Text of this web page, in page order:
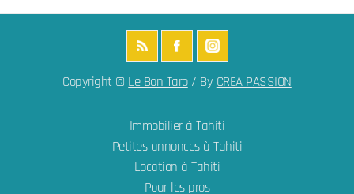
Copyright ©Le Bon Taro/ ByCREA PASSION
Immobilier à Tahiti
Petites annonces à Tahiti
Location à Tahiti
Pour les pros